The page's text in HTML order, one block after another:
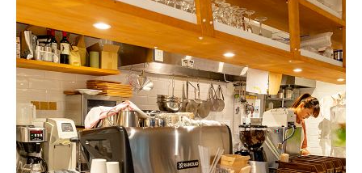
2026年2月号「良運を掴む 新・開運術。」
2026年1月号「猫がいれば、幸せ」
2025年12月号「お酒の新常識。」